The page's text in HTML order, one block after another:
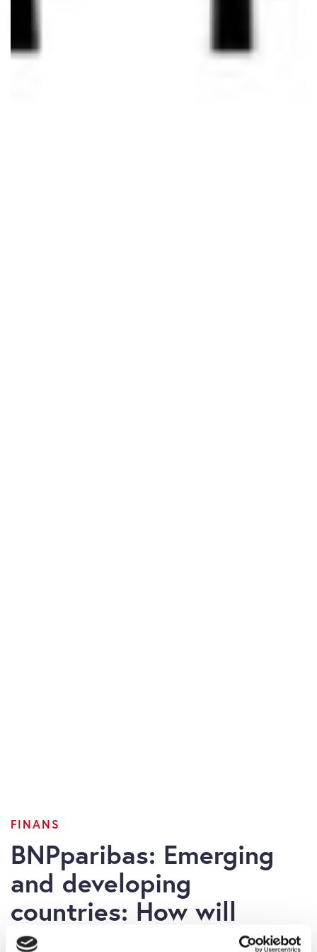
FINANS
BNPparibas: Emerging
and developing
countries: How will
they weather the